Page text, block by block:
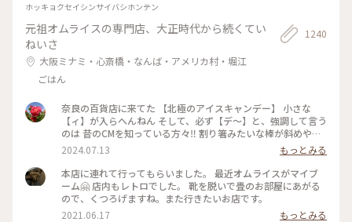
ホッキョクセイシンサイバシホンテン
元祖オムライスの専門店、大正時代から続くてい
ねいさ
大阪ミナミ・心斎橋・なんば・アメリカ村・堀江
ごはん
1240
奈良の百貨店に来てた 【北極のアイスキャンデー】 小さな
【ィ】が入らへんねん そして、必ず【デ〜】と、強調して言う
のは 昔のCMを知っている方々‼️ 割り箸みたいな棒が斜めやね
ん ※子供の頃は割り箸やと思いこんでた チョコと違うねん❗️ コ
2024.07.13
もっとみる
本店に連れて行ってもらいました。 最近オムライスがマイブ
ーム🤗 店内もレトロでした。 靴を脱いで畳のお部屋にあがる
ので、くつろげますね。また行きたいお店です。
2021.06.17
もっとみる